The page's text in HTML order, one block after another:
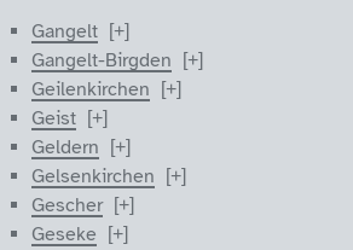
Gangelt
Gangelt-Birgden
Geilenkirchen
Geist
Geldern
Gelsenkirchen
Gescher
Geseke